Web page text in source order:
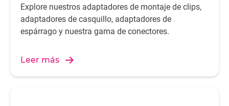
Explore nuestros adaptadores de montaje de clips,
adaptadores de casquillo, adaptadores de
espárrago y nuestra gama de conectores.
Leer más